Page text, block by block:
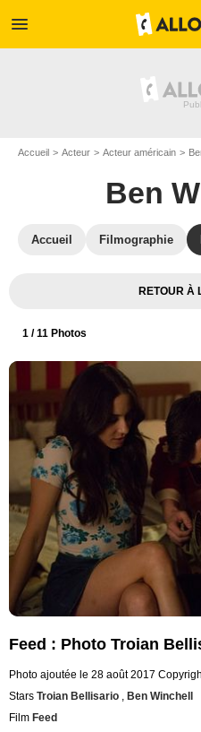
menu
Accueil Acteur Acteur américain
Ben
Accueil Filmographie
RETOUR À
1 / 11 Photos
Feed : Photo Troian
Photo ajoutée le 28 août 2017
Stars Troian Bellisario , Ben Winchell
Film Feed